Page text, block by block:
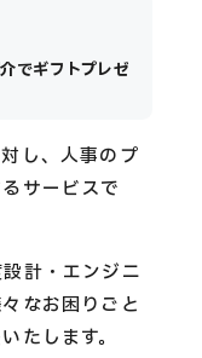
でギフトプレゼ
し、人事のプ
サービスで
計・エンジニ
なお困りごと
たします。